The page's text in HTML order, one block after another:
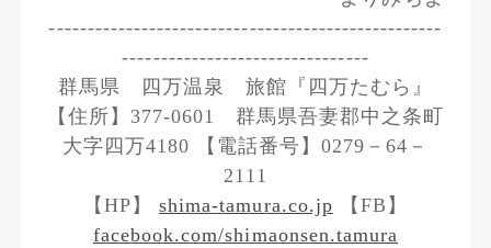
---------------------------------------------------
--------------------------------
群馬県 四万温泉 旅館『四万たむら』
【住所】377-0601 群馬県吾妻郡中之条町
大字四万4180 【電話番号】0279－64－
2111
【HP】shima-tamura.co.jp 【FB】
facebook.com/shimaonsen.tamura